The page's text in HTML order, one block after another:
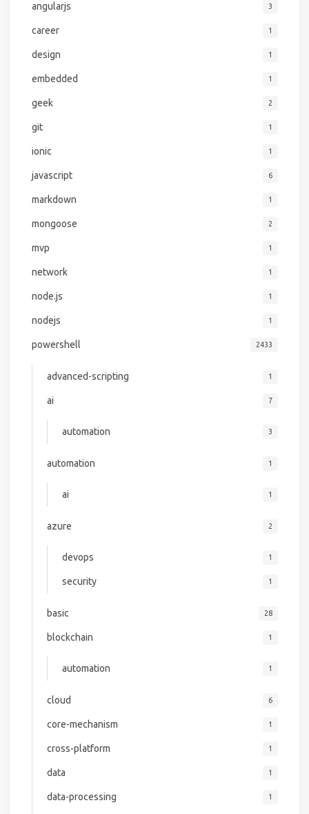
angularjs 3
career 1
design 1
embedded 1
geek 2
git 1
ionic 1
javascript 6
markdown 1
mongoose 2
mvp 1
network 1
node.js 1
nodejs 1
powershell 2433
advanced-scripting 1
ai 7
automation 3
automation 1
ai 1
azure 2
devops 1
security 1
basic 28
blockchain 1
automation 1
cloud 6
core-mechanism 1
cross-platform 1
data 1
data-processing 1